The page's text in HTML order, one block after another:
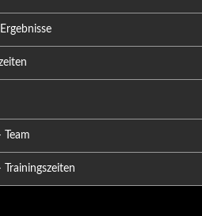
Team